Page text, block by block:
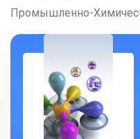
Промышленно-